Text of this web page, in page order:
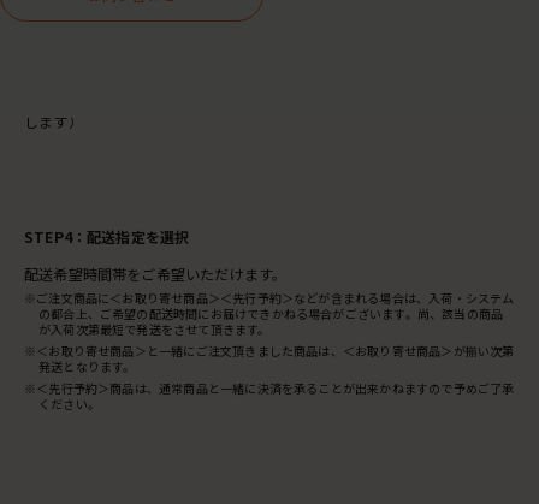
すでにご登録の住所へのお届けをご希望される場合は、リストより選択く
します）
STEP4：配送指定を選択
配送希望時間帯をご希望いただけます。
※ご注文商品に＜お取り寄せ商品＞＜先行予約＞などが含まれる場合は、入荷・システム
の都合上、ご希望の配送時間にお届けできかねる場合がございます。尚、該当の商品
が入荷次第最短で発送をさせて頂きます。
※＜お取り寄せ商品＞と一緒にご注文頂きました商品は、＜お取り寄せ商品＞が揃い次第
発送となります。
※＜先行予約＞商品は、通常商品と一緒に決済を承ることが出来かねますので予めご了承
ください。